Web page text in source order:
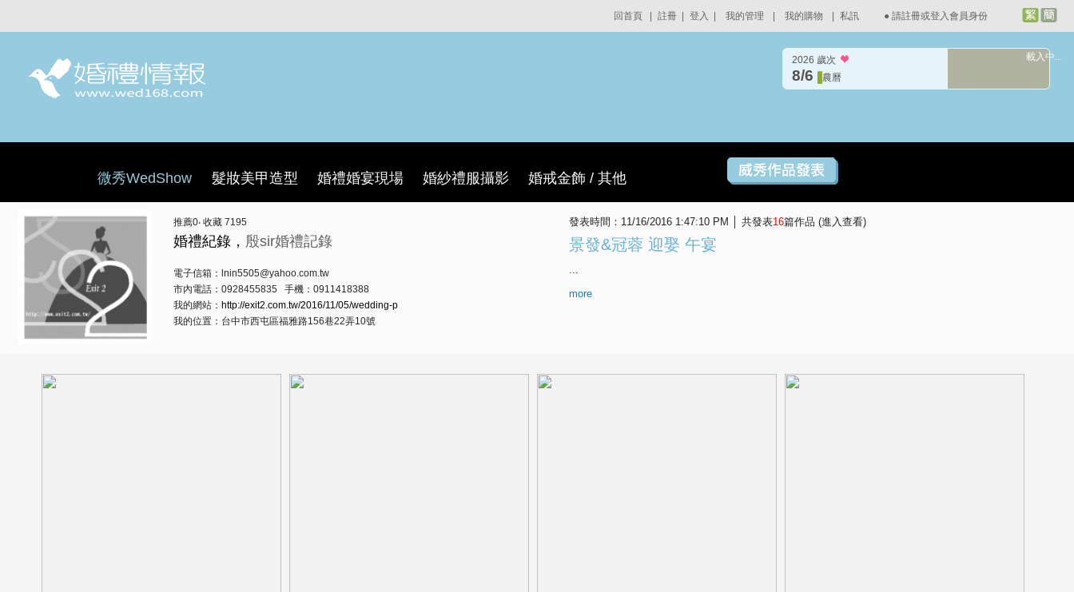
回首頁 註冊 登入 我的管理 我的購物 私訊 ● 請註冊或登入會員身份
2026 歲次
8/6 農曆
載入中...
微秀WedShow 髮妝美甲造型 婚禮婚宴現場 婚紗禮服攝影 婚戒金飾 / 其他
推薦0‧ 收藏 7195
婚禮紀錄， 殷sir婚禮記錄
電子信箱：lnin5505@yahoo.com.tw
市內電話：0928455835 手機：0911418388
我的網站： http://exit2.com.tw/2016/11/05/wedding-p
我的位置：台中市西屯區福雅路156巷22弄10號
發表時間：11/16/2016 1:47:10 PM │ 共發表16篇作品 (進入查看)
景發&冠蓉 迎娶 午宴
...
more